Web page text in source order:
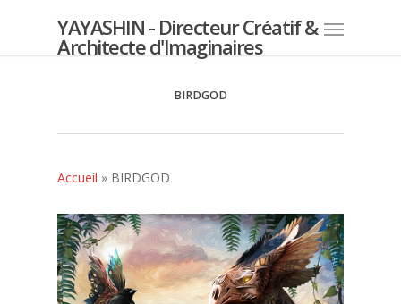
YAYASHIN - Directeur Créatif &
Architecte d'Imaginaires
BIRDGOD
Accueil » BIRDGOD